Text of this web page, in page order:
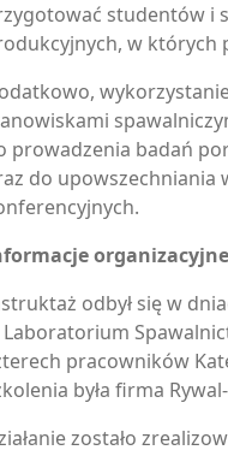
studentów i
w których
prowadzenia badań
do upowszechniania
odbył się w
pracowników
była firma
zostało